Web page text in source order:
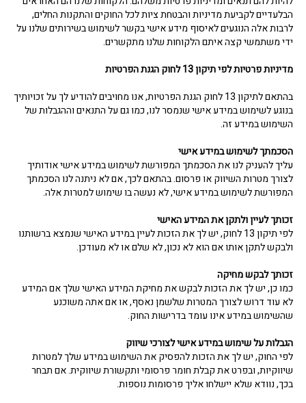
הבלעדיים לקביעת מדיניות והבטחת ציות לכל החוקים והתקנות החלים,
לרבות אלה הנוגעים לאיסוף מידע אישי בקשר לשימוש בשירותים שלנו על
ידי משתמשי קצה איתם הלקוחות שלנו מתקשרים.
מדיניות פרטיות לפי תיקון 13 לחוק הגנת הפרטיות
בהתאם לתיקון 13 לחוק הגנת הפרטיות, אנו מחויבים להודיע לך על זכויותיך
בנוגע לשימוש במידע אישי שנמסר לנו, כמו גם על התנאים וההגבלות של
השימוש במידע זה.
הסכמתך לשימוש במידע אישי
עליך להעניק לנו את הסכמתך המפורשת לשימוש במידע אישי אודותיך
לצורך מטרות השיווק או פרסום. בהתאם לכך, אם לא ניתנה לנו הסכמתך
המפורשת לשימוש במידע אישי, לא נעשה בו שימוש למטרות אלה.
זכותך לעיין ולתקן את המידע האישי
לפי תיקון 13 לחוק, יש לך את הזכות לעיין במידע האישי שנמצא ברשותנו
ולבקש לתקן אותו אם הוא לא נכון, לא שלם או לא מעודכן.
זכותך לבקש מחיקה
כמו כן, יש לך את הזכות לבקש את מחיקת המידע האישי שלך אם המידע
לא עוד דרוש לצורך המטרות שלשמן נאסף, או אם אתה משוכנע
שהשימוש במידע אינו עומד בדרישות החוק.
הגבלות על שימוש במידע אישי לצורכי שיווק
לפי החוק, יש לך את הזכות להפסיק את השימוש במידע שלך למטרות
שיווקיות, ובפרט את קבלת חומר פרסומי ותקשורת שיווקית. אם תבחר
בכך, נוודא שלא יישלחו אליך פרסומות נוספות.